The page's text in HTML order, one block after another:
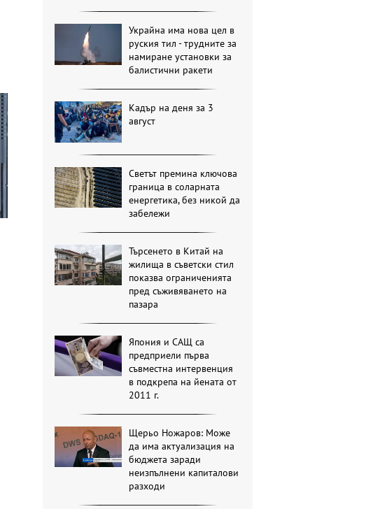
Украйна има нова цел в
руския тил - трудните за
намиране установки за
балистични ракети
Кадър на деня за 3
август
Светът премина ключова
граница в соларната
енергетика, без никой да
забележи
Търсенето в Китай на
жилища в съветски стил
показва ограниченията
пред съживяването на
пазара
Япония и САЩ са
предприели първа
съвместна интервенция
в подкрепа на йената от
2011 г.
Щерьо Ножаров: Може
да има актуализация на
бюджета заради
неизпълнени капиталови
разходи